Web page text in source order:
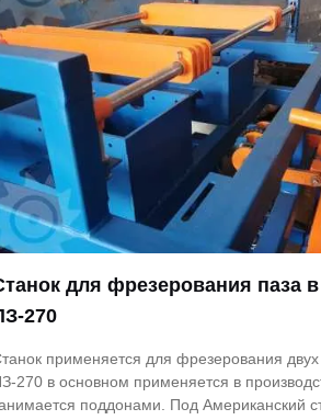
для фрезерования паза
270
применяется для фрезерования двух
270 в основном применяется в
поддонами. Под Американский